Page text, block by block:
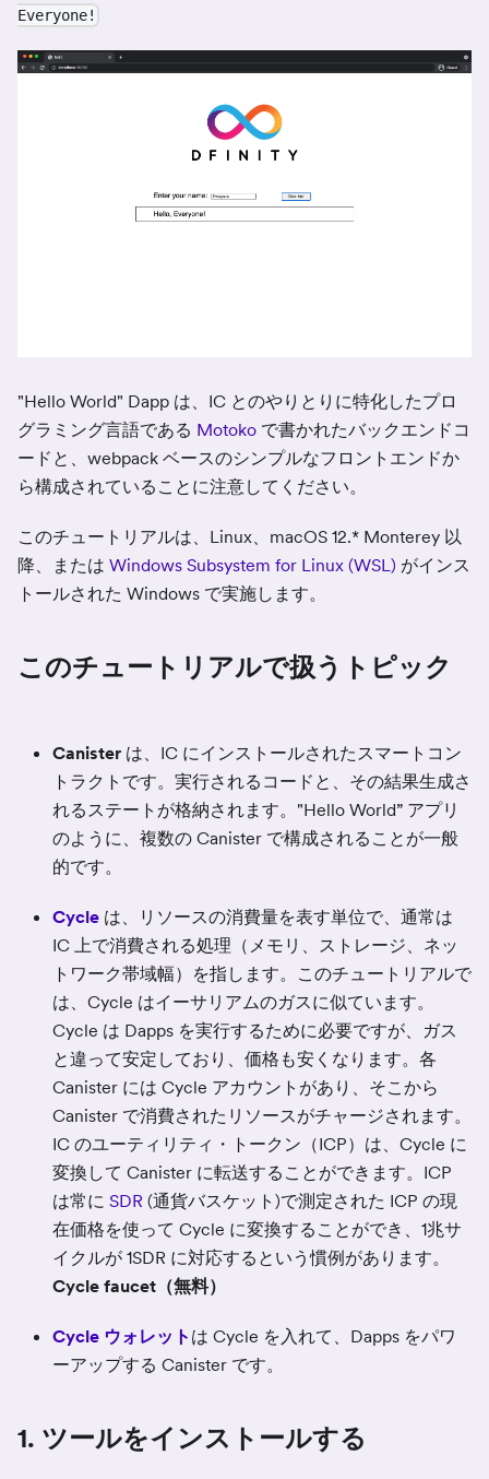
Everyone!
"Hello World" Dapp は、IC とのやりとりに特化したプロ
グラミング言語である Motoko で書かれたバックエンドコ
ードと、webpack ベースのシンプルなフロントエンドか
ら構成されていることに注意してください。
このチュートリアルは、Linux、macOS 12.* Monterey 以
降、または Windows Subsystem for Linux (WSL) がインス
トールされた Windows で実施します。
このチュートリアルで扱うトピック
Canister は、IC にインストールされたスマートコン
トラクトです。実行されるコードと、その結果生成さ
れるステートが格納されます。"Hello World” アプリ
のように、複数の Canister で構成されることが一般
的です。
Cycle は、リソースの消費量を表す単位で、通常は
IC 上で消費される処理（メモリ、ストレージ、ネッ
トワーク帯域幅）を指します。このチュートリアルで
は、Cycle はイーサリアムのガスに似ています。
Cycle は Dapps を実行するために必要ですが、ガス
と違って安定しており、価格も安くなります。各
Canister には Cycle アカウントがあり、そこから
Canister で消費されたリソースがチャージされます。
IC のユーティリティ・トークン（ICP）は、Cycle に
変換して Canister に転送することができます。ICP
は常に SDR (通貨バスケット)で測定された ICP の現
在価格を使って Cycle に変換することができ、1兆サ
イクルが 1SDR に対応するという慣例があります。
Cycle faucet（無料）
Cycle ウォレット は Cycle を入れて、Dapps をパワ
ーアップする Canister です。
1. ツールをインストールする